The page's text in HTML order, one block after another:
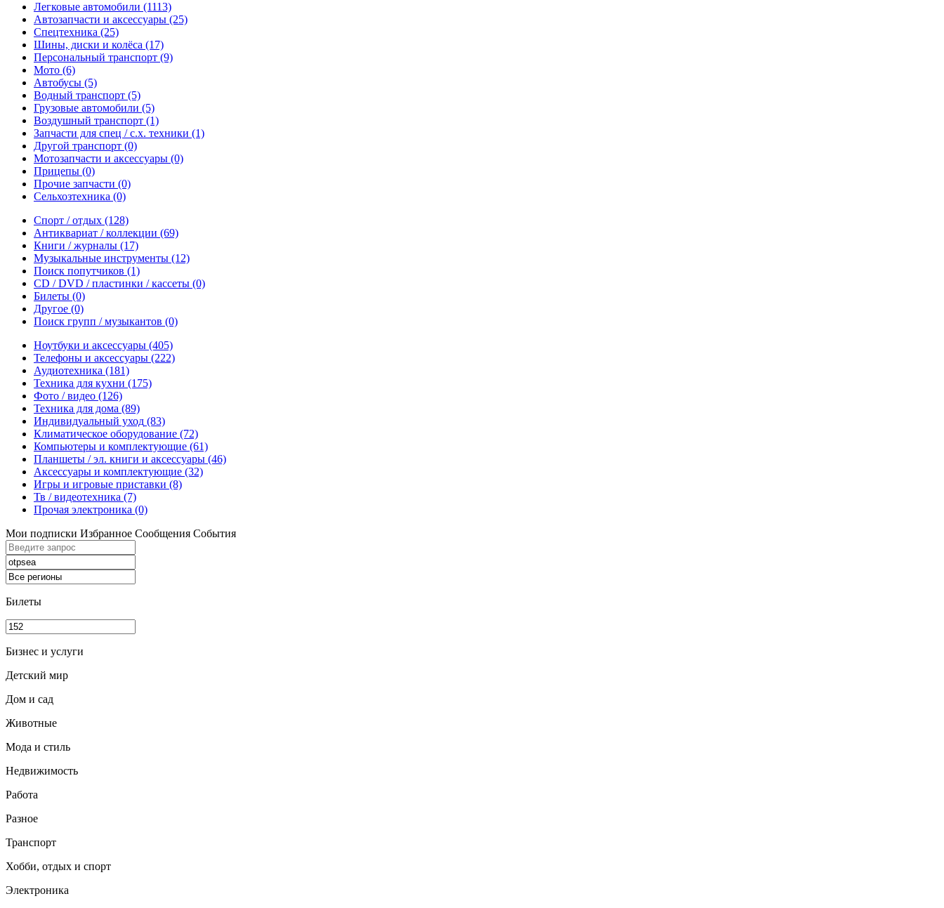
Легковые автомобили (1113)
Автозапчасти и аксессуары (25)
Спецтехника (25)
Шины, диски и колёса (17)
Персональный транспорт (9)
Мото (6)
Автобусы (5)
Водный транспорт (5)
Грузовые автомобили (5)
Воздушный транспорт (1)
Запчасти для спец / с.х. техники (1)
Другой транспорт (0)
Мотозапчасти и аксессуары (0)
Прицепы (0)
Прочие запчасти (0)
Сельхозтехника (0)
Спорт / отдых (128)
Антиквариат / коллекции (69)
Книги / журналы (17)
Музыкальные инструменты (12)
Поиск попутчиков (1)
CD / DVD / пластинки / кассеты (0)
Билеты (0)
Другое (0)
Поиск групп / музыкантов (0)
Ноутбуки и аксессуары (405)
Телефоны и аксессуары (222)
Аудиотехника (181)
Техника для кухни (175)
Фото / видео (126)
Техника для дома (89)
Индивидуальный уход (83)
Климатическое оборудование (72)
Компьютеры и комплектующие (61)
Планшеты / эл. книги и аксессуары (46)
Аксессуары и комплектующие (32)
Игры и игровые приставки (8)
Тв / видеотехника (7)
Прочая электроника (0)
Мои подписки Избранное Сообщения События
Билеты
Бизнес и услуги
Детский мир
Дом и сад
Животные
Мода и стиль
Недвижимость
Работа
Разное
Транспорт
Хобби, отдых и спорт
Электроника